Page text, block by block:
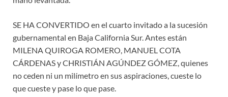
SE HA CONVERTIDO en el cuarto invitado a la sucesión
gubernamental en Baja California Sur. Antes están
MILENA QUIROGA ROMERO, MANUEL COTA
CÁRDENAS y CHRISTIÁN AGÚNDEZ GÓMEZ, quienes
no ceden ni un milímetro en sus aspiraciones, cueste lo
que cueste y pase lo que pase.